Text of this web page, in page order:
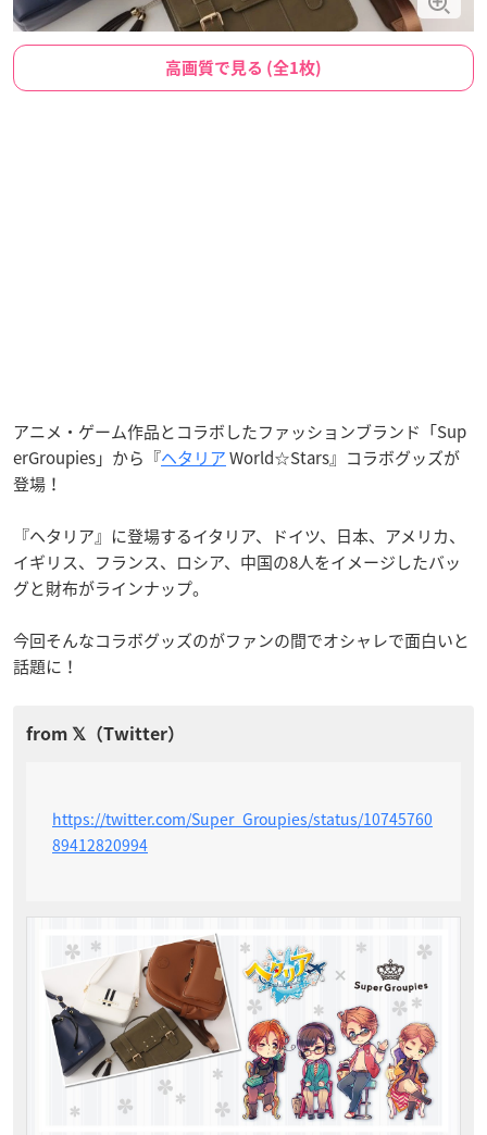
高画質で見る (全1枚)
アニメ・ゲーム作品とコラボしたファッションブランド「Sup
erGroupies」から『ヘタリアWorld☆Stars』コラボグッズが
登場！
『ヘタリア』に登場するイタリア、ドイツ、日本、アメリカ、
イギリス、フランス、ロシア、中国の8人をイメージしたバッ
グと財布がラインナップ。
今回そんなコラボグッズのがファンの間でオシャレで面白いと
話題に！
https://twitter.com/Super_Groupies/status/10745760
89412820994